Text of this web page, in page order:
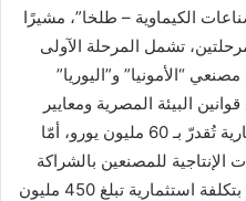
الكيماوية – طلخا”، مشيرًا
تشمل المرحلة الآولى
“الأمونيا” و”اليوريا”
البيئة المصرية ومعايير
التشغيل الآمن، وذلك بتكلفة استثمارية تُقدرّ بـ 60 مليون يورو، أمّا
الإنتاجية للمصنعين بالشراكة
مع أحد المستثمرين الإستراتيجيين، بتكلفة استثمارية تبلغ 450 مليون